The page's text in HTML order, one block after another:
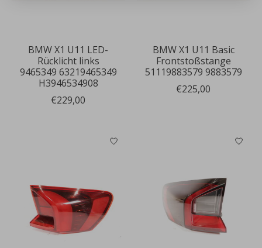
BMW X1 U11 LED-
Rücklicht links
9465349 63219465349
H3946534908
€229,00
BMW X1 U11 Basic
Frontstoßstange
51119883579 9883579
€225,00